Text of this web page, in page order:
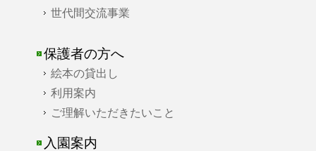
世代間交流事業
保護者の方へ
絵本の貸出し
利用案内
ご理解いただきたいこと
入園案内